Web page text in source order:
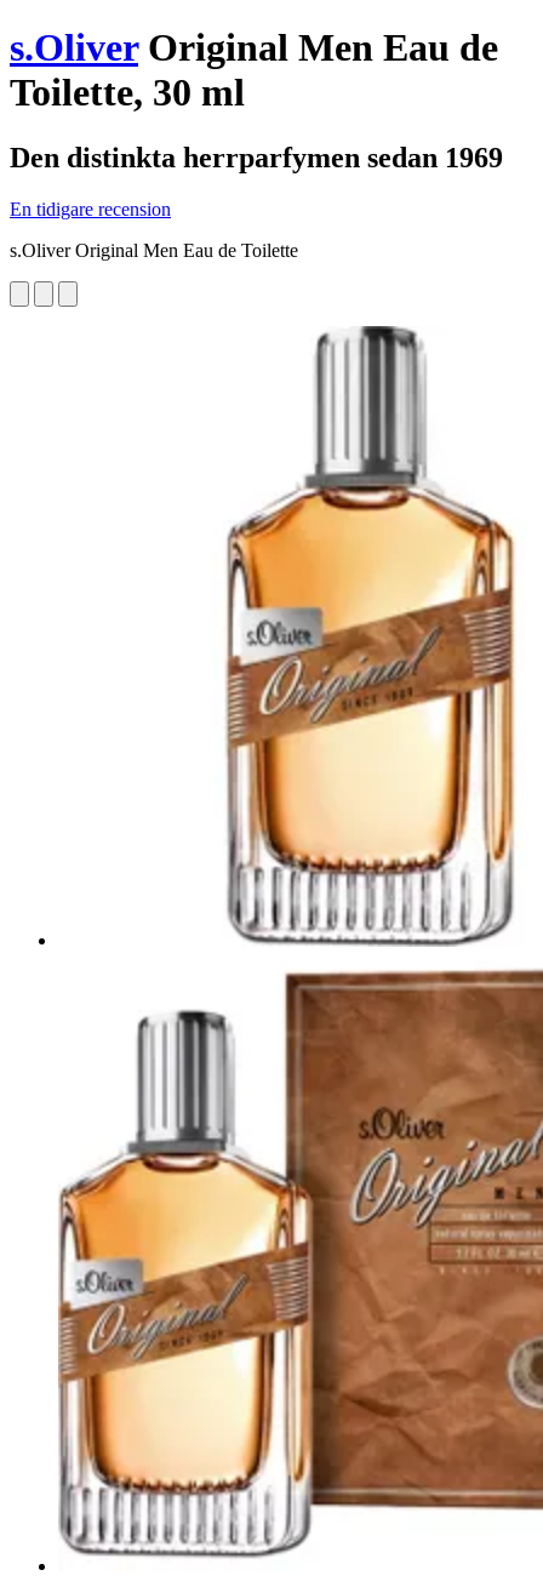
s.OliverOriginal Men Eau de
Toilette, 30 ml
Den distinkta herrparfymen sedan 1969
En tidigare recension
s.Oliver Original Men Eau de Toilette